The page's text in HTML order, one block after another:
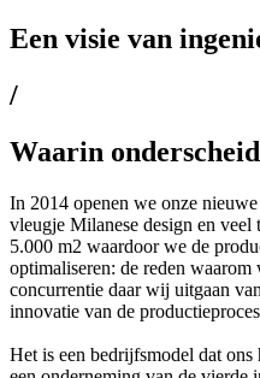
Een visie van
/
Waarin
In 2014 openen we onze
vleugje Milanese design en
5.000 m2 waardoor we de
optimaliseren: de reden
concurrentie daar wij uitgaan
innovatie van de
Het is een bedrijfsmodel dat